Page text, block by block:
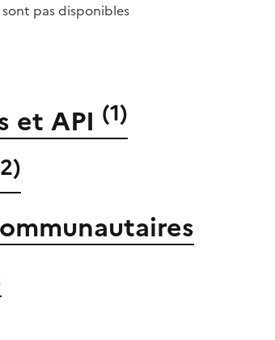
pas disponibles
et API (1)
2)